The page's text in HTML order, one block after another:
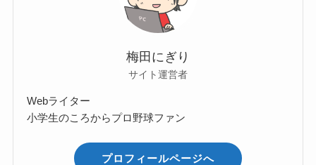
梅田にぎり
サイト運営者
Webライター
小学生のころからプロ野球ファン
プロフィールページへ